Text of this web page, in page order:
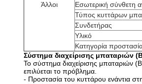
Άλλοι
Εσωτερική σύνθετη
Τύπος κυττάρων
Συνδετήρας
Υλικό
Κατηγορία
Σύστημα διαχείρισης μπαταριών
Το σύστημα διαχείρισης μπαταριών
επιλύεται το πρόβλημα.
- Προστασία του κυττάρου ενάντια